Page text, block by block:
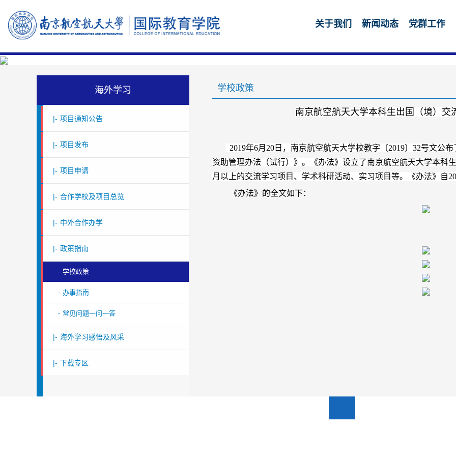
关于我们 新闻动态 党群工作
海外学习
|- 项目通知公告
|- 项目发布
|- 项目申请
|- 合作学校及项目总览
|- 中外合作办学
|- 政策指南
- 学校政策
- 办事指南
- 常见问题一问一答
|- 海外学习感悟及风采
|- 下载专区
学校政策
南京航空航天大学本科生出国（境）交
2019年6月20日，南京航空航天大学校教字〔2019〕32号文公
资助管理办法（试行） 》。
《办法》设立了南京航空航天大学本科
月以上的交流学习项目、学术科研活动、实习项目等。
《办法》自
《办法》的全文如下：